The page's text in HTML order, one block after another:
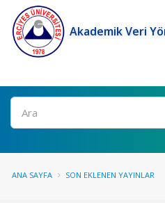
Akademik Veri
Ara
ANA SAYFA SON EKLENEN YAYINLAR